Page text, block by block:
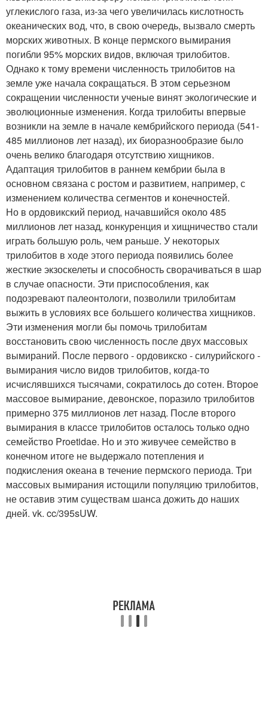
углекислого газа, из-за чего увеличилась кислотность
океанических вод, что, в свою очередь, вызвало смерть
морских животных. В конце пермского вымирания
погибли 95% морских видов, включая трилобитов.
Однако к тому времени численность трилобитов на
земле уже начала сокращаться. В этом серьезном
сокращении численности ученые винят экологические и
эволюционные изменения. Когда трилобиты впервые
возникли на земле в начале кембрийского периода (541-
485 миллионов лет назад), их биоразнообразие было
очень велико благодаря отсутствию хищников.
Адаптация трилобитов в раннем кембрии была в
основном связана с ростом и развитием, например, с
изменением количества сегментов и конечностей.
Но в ордовикский период, начавшийся около 485
миллионов лет назад, конкуренция и хищничество стали
играть большую роль, чем раньше. У некоторых
трилобитов в ходе этого периода появились более
жесткие экзоскелеты и способность сворачиваться в шар
в случае опасности. Эти приспособления, как
подозревают палеонтологи, позволили трилобитам
выжить в условиях все большего количества хищников.
Эти изменения могли бы помочь трилобитам
восстановить свою численность после двух массовых
вымираний. После первого - ордовикско - силурийского -
вымирания число видов трилобитов, когда-то
исчислявшихся тысячами, сократилось до сотен. Второе
массовое вымирание, девонское, поразило трилобитов
примерно 375 миллионов лет назад. После второго
вымирания в классе трилобитов осталось только одно
семейство Proetidae. Но и это живучее семейство в
конечном итоге не выдержало потепления и
подкисления океана в течение пермского периода. Три
массовых вымирания истощили популяцию трилобитов,
не оставив этим существам шанса дожить до наших
дней. vk. cc/395sUW.